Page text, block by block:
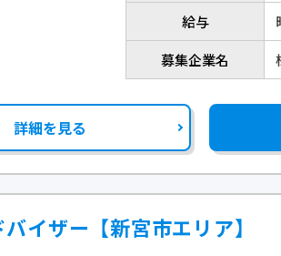
給与
募集企業名
詳細を見る
イザー【新宮市エリア】